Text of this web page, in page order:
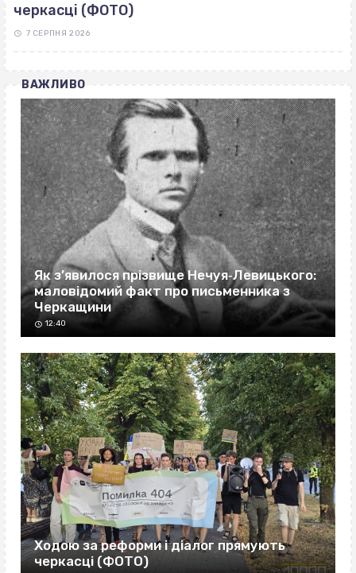
черкасці (ФОТО)
7 СЕРПНЯ 2026
ВАЖЛИВО
Як з’явилося прізвище Нечуя‐Левицького:
маловідомий факт про письменника з
Черкащини
12:40
Ходою за реформи і діалог прямують
черкасці (ФОТО)